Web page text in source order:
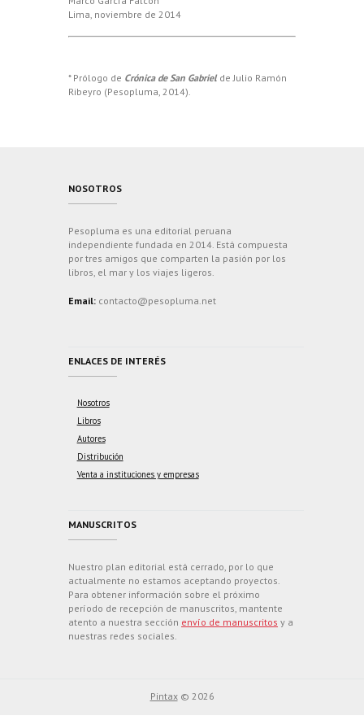
Lima, noviembre de 2014
* Prólogo de Crónica de San Gabrielde Julio Ramón
Ribeyro (Pesopluma, 2014).
NOSOTROS
Pesopluma es una editorial peruana
independiente fundada en 2014. Está compuesta
por tres amigos que comparten la pasión por los
libros, el mar y los viajes ligeros.
Email: contacto@pesopluma.net
ENLACES DE INTERÉS
Nosotros
Libros
Autores
Distribución
Venta a instituciones y empresas
MANUSCRITOS
Nuestro plan editorial está cerrado, por lo que
actualmente no estamos aceptando proyectos.
Para obtener información sobre el próximo
período de recepción de manuscritos, mantente
atento a nuestra sección envío de manuscritos y a
nuestras redes sociales.
Pintax© 2026